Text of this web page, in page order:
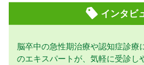
インタビ
脳卒中の急性期治療や認知症診療
のエキスパートが、気軽に受診し